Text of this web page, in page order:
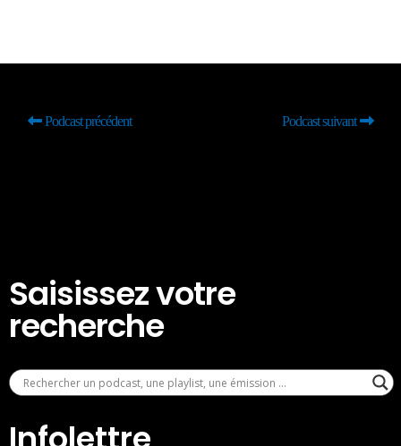
Podcast précédent Podcast suivant
Saisissez votre
recherche